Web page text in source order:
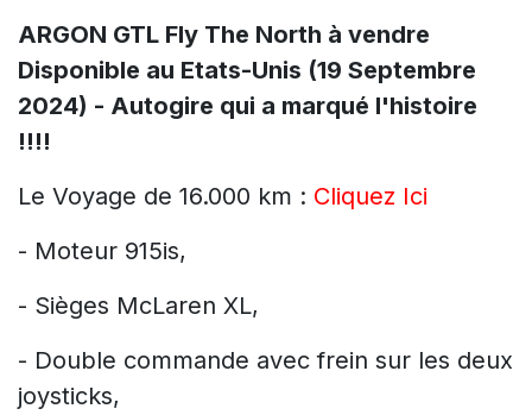
ARGON GTL Fly The North à vendre
Disponible au Etats-Unis (19 Septembre
2024) - Autogire qui a marqué l'histoire
!!!!
Le Voyage de 16.000 km : Cliquez Ici
- Moteur 915is,
- Sièges McLaren XL,
- Double commande avec frein sur les deux
joysticks,